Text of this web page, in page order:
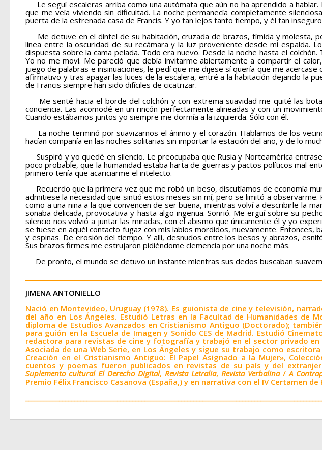
Le seguí escaleras arriba como una autómata que aún no ha aprendido a
que me veía viviendo sin dificultad. La noche permanecía completamente
puerta de la estrenada casa de Francis. Y yo tan lejos tanto tiempo, y él tan
Me detuve en el dintel de su habitación, cruzada de brazos, tímida y molesta,
línea entre la oscuridad de su recámara y la luz proveniente desde mi espalda.
dispuesta sobre la cama pelada. Todo era nuevo. Desde la noche hasta el
Yo no me moví. Me pareció que debía invitarme abiertamente a compartir el
juego de palabras e insinuaciones, le pedí que me dijese sí quería que me
afirmativo y tras apagar las luces de la escalera, entré a la habitación dejando la
de Francis siempre han sido difíciles de cicatrizar.
Me senté hacia el borde del colchón y con extrema suavidad me quité las
conciencia. Las acomodé en un rincón perfectamente alineadas y con un
Cuando estábamos juntos yo siempre me dormía a la izquierda. Sólo con él.
La noche terminó por suavizarnos el ánimo y el corazón. Hablamos de los
hacían compañía en las noches solitarias sin importar la estación del año, y de lo
Suspiró y yo quedé en silencio. Le preocupaba que Rusia y Norteamérica
poco probable, que la humanidad estaba harta de guerras y pactos políticos mal
primero tenía que acariciarme el intelecto.
Recuerdo que la primera vez que me robó un beso, discutíamos de economía
admitiese la necesidad que sintió estos meses sin mí, pero se limitó a
como a una niña a la que convencen de ser buena, mientras volví a describirle la
sonaba delicada, provocativa y hasta algo ingenua. Sonrió. Me erguí sobre su
silencio nos volvió a juntar las miradas, con el abismo que únicamente él y yo
se fuese en aquél contacto fugaz con mis labios mordidos, nuevamente.
y espinas. De erosión del tiempo. Y allí, desnudos entre los besos y abrazos,
Sus brazos firmes me estrujaron pidiéndome clemencia por una noche más.
De pronto, el mundo se detuvo un instante mientras sus dedos buscaban
JIMENA ANTONIELLO
Nació en Montevideo, Uruguay (1978). Es guionista de cine y televisión,
del año en Los Ángeles. Estudió Letras en la Facultad de Humanidades de
diploma de Estudios Avanzados en Cristianismo Antiguo (Doctorado);
para guión en la Escuela de Imagen y Sonido CES de Madrid. Estudió
redactora para revistas de cine y fotografía y trabajó en el sector privado
Asociada de una Web Serie, en Los Ángeles y sigue su trabajo como
Creación en el Cristianismo Antiguo: El Papel Asignado a la Mujer»,
cuentos y poemas fueron publicados en revistas de su país y del
Suplemento cultural El Derecho Digital,Revista Letralia,Revista Verbalina/A
Premio Félix Francisco Casanova (España,) y en narrativa con el IV Certamen